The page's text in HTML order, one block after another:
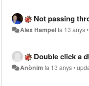
Not passing through
Alex Hampelfa 13 anys
Double click a
Anònim fa 13 anys•